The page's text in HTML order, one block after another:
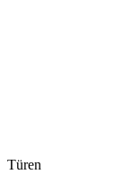
Türen